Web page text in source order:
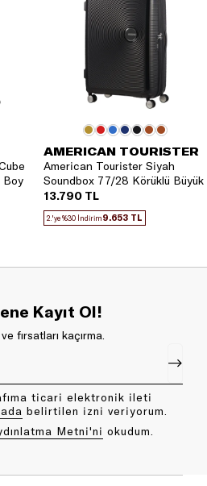
Boy
AMERICAN TOURISTER
American Tourister Siyah
Soundbox 77/28 Körüklü Büyük
Boy Valiz
13.790 TL
2.'ye %30 İndirim9.653 TL
Kayıt Ol!
fırsatları kaçırma.
ticari elektronik ileti
belirtilen izni veriyorum.
Metni'ni okudum.